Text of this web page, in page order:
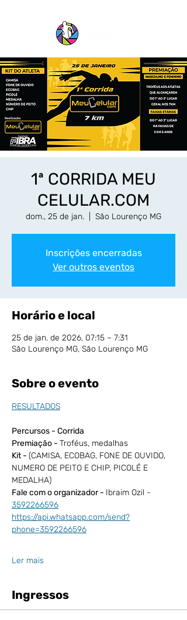
1ª CORRIDA MEU
CELULAR.COM
dom., 25 de jan. São Lourenço MG
Inscrições encerradas
Ver outros eventos
Horário e local
25 de jan. de 2026, 07:15 – 7:31
São Lourenço MG, São Lourenço MG
Sobre o evento
RESULTADOS
Percursos - Corrida
Premiação - Troféus, medalhas
Kit - (CAMISA, ECOBAG, FONE DE OUVIDO,
NUMERO DE PEITO E CHIP, PICOLÉ E
MEDALHA)
Fale com o organizador - Ibraim Ozil -
3592266596
https://api.whatsapp.com/send?
phone=3592266596
Ler mais
Ingressos